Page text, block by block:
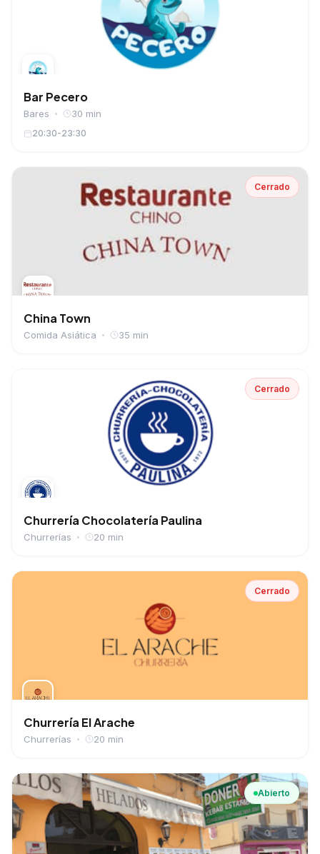
Bar Pecero
Bares 30 min
20:30-23:30
Cerrado
China Town
Comida Asiática 35 min
Cerrado
Churrería Chocolatería Paulina
Churrerías 20 min
Cerrado
Churrería El Arache
Churrerías 20 min
Abierto